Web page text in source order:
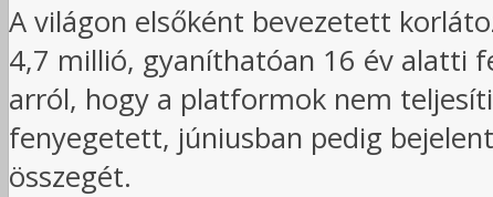
A világon elsőként bevezetett
4,7 millió, gyaníthatóan 16 év alatti
arról, hogy a platformok nem
fenyegetett, júniusban pedig
összegét.